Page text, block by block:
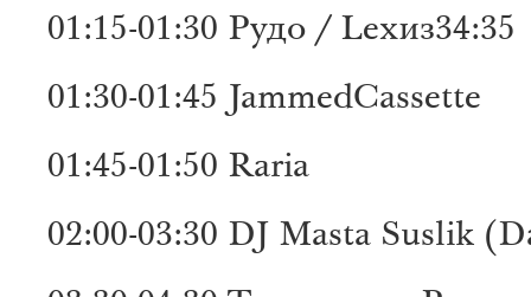
01:15-01:30 Рудо / Lexиз34:35
01:30-01:45 JammedCassette
01:45-01:50 Raria
02:00-03:30 DJ Masta Suslik